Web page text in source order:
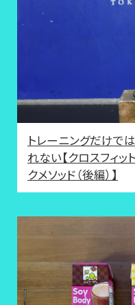
トレーニングだけで
れない【クロスフィッ
クメソッド（後編）】